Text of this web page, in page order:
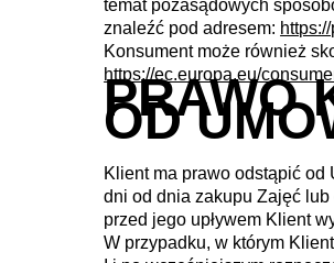
temat pozasądowych
znaleźć pod adresem:
Konsument może również
https://ec.europa.eu/
PRAWO
OD
Klient ma prawo odstąpić od
dni od dnia zakupu Zajęć
przed jego upływem Klient
W przypadku, w którym